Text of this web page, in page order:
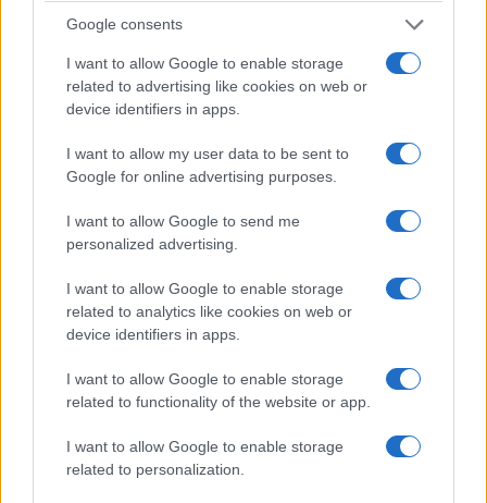
Google consents
I want to allow Google to enable storage
related to advertising like cookies on web or
device identifiers in apps.
I want to allow my user data to be sent to
Google for online advertising purposes.
I want to allow Google to send me
personalized advertising.
I want to allow Google to enable storage
related to analytics like cookies on web or
device identifiers in apps.
I want to allow Google to enable storage
related to functionality of the website or app.
I want to allow Google to enable storage
related to personalization.
Φωτιά στο Στεφάνι Κορινθίας: Ο καπνός σκέπασε
τις Μυκήνες – Ενισχύθηκαν οι δυνάμεις